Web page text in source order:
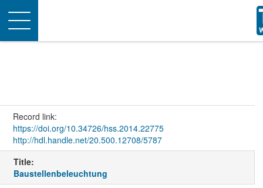
Toggle
navigation
Record link:
https://doi.org/10.34726/hss.2014.22775
http://hdl.handle.net/20.500.12708/5787
Title:
Baustellenbeleuchtung